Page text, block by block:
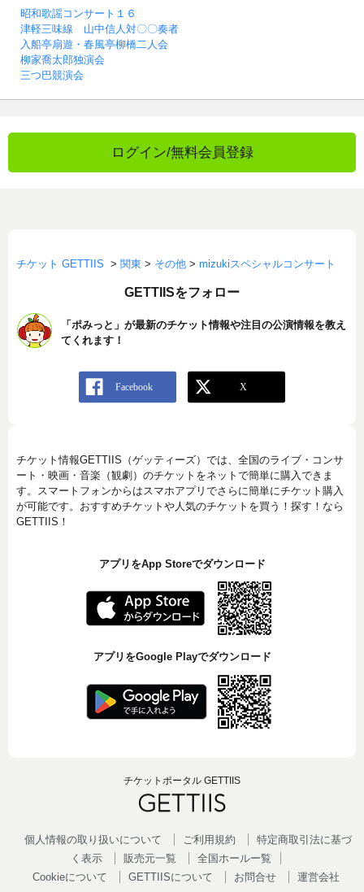
昭和歌謡コンサート１６
津軽三味線 山中信人対〇〇奏者
入船亭扇遊・春風亭柳橋二人会
柳家喬太郎独演会
三つ巴競演会
ログイン/無料会員登録
チケット GETTIIS > 関東 > その他 > mizukiスペシャルコンサート
GETTIISをフォロー
「ポみっと」が最新のチケット情報や注目の公演情報を教え
てくれます！
チケット情報GETTIIS（ゲッティーズ）では、全国のライブ・コンサ
ート・映画・音楽（観劇）のチケットをネットで簡単に購入できま
す。スマートフォンからはスマホアプリでさらに簡単にチケット購入
が可能です。おすすめチケットや人気のチケットを買う！探す！なら
GETTIIS！
アプリをApp Storeでダウンロード
アプリをGoogle Playでダウンロード
チケットポータル GETTIIS
個人情報の取り扱いについて ご利用規約
特定商取引法に基づ
く表示
販売元一覧
全国ホールー覧
Cookieについて
GETTIISについて お問合せ 運営会社